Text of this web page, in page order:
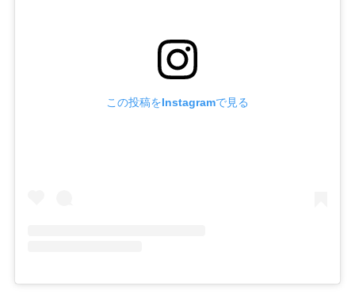
この投稿をInstagramで見る